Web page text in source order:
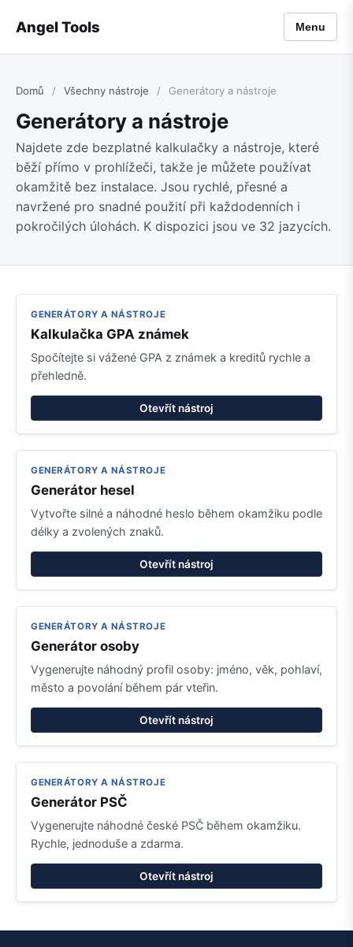
Angel Tools Menu
Domů / Všechny nástroje / Generátory a nástroje
Generátory a nástroje
Najdete zde bezplatné kalkulačky a nástroje, které
běží přímo v prohlížeči, takže je můžete používat
okamžitě bez instalace. Jsou rychlé, přesné a
navržené pro snadné použití při každodenních i
pokročilých úlohách. K dispozici jsou ve 32 jazycích.
GENERÁTORY A NÁSTROJE
Kalkulačka GPA známek
Spočítejte si vážené GPA z známek a kreditů rychle a
přehledně.
Otevřít nástroj
GENERÁTORY A NÁSTROJE
Generátor hesel
Vytvořte silné a náhodné heslo během okamžiku podle
délky a zvolených znaků.
Otevřít nástroj
GENERÁTORY A NÁSTROJE
Generátor osoby
Vygenerujte náhodný profil osoby: jméno, věk, pohlaví,
město a povolání během pár vteřin.
Otevřít nástroj
GENERÁTORY A NÁSTROJE
Generátor PSČ
Vygenerujte náhodné české PSČ během okamžiku.
Rychle, jednoduše a zdarma.
Otevřít nástroj